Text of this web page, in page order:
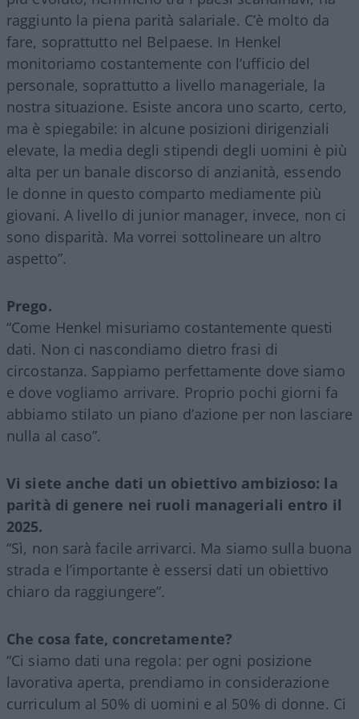
raggiunto la piena parità salariale. C’è molto da
fare, soprattutto nel Belpaese. In Henkel
monitoriamo costantemente con l’ufficio del
personale, soprattutto a livello manageriale, la
nostra situazione. Esiste ancora uno scarto, certo,
ma è spiegabile: in alcune posizioni dirigenziali
elevate, la media degli stipendi degli uomini è più
alta per un banale discorso di anzianità, essendo
le donne in questo comparto mediamente più
giovani. A livello di junior manager, invece, non ci
sono disparità. Ma vorrei sottolineare un altro
aspetto”.
Prego.
“Come Henkel misuriamo costantemente questi
dati. Non ci nascondiamo dietro frasi di
circostanza. Sappiamo perfettamente dove siamo
e dove vogliamo arrivare. Proprio pochi giorni fa
abbiamo stilato un piano d’azione per non lasciare
nulla al caso”.
Vi siete anche dati un obiettivo ambizioso: la
parità di genere nei ruoli manageriali entro il
2025.
“Sì, non sarà facile arrivarci. Ma siamo sulla buona
strada e l’importante è essersi dati un obiettivo
chiaro da raggiungere”.
Che cosa fate, concretamente?
“Ci siamo dati una regola: per ogni posizione
lavorativa aperta, prendiamo in considerazione
curriculum al 50% di uomini e al 50% di donne. Ci